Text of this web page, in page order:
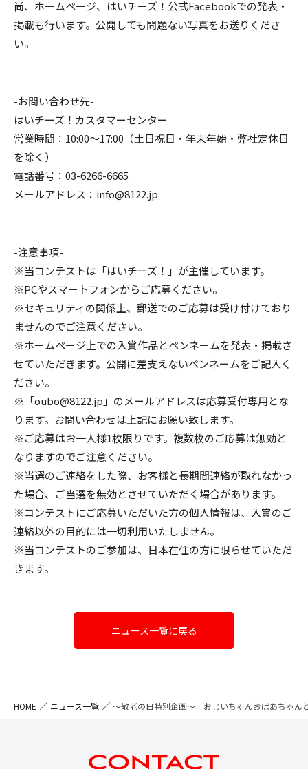
尚、ホームページ、はいチーズ！公式Facebookでの発表・
掲載も行います。公開しても問題ない写真をお送りくださ
い。
-お問い合わせ先-
はいチーズ！カスタマーセンター
営業時間：10:00〜17:00（土日祝日・年末年始・弊社定休日
を除く）
電話番号：03-6266-6665
メールアドレス：info@8122.jp
-注意事項-
※当コンテストは「はいチーズ！」が主催しています。
※PCやスマートフォンからご応募ください。
※セキュリティの関係上、郵送でのご応募は受け付けており
ませんのでご注意ください。
※ホームページ上での入賞作品とペンネームを発表・掲載さ
せていただきます。公開に差支えないペンネームをご記入く
ださい。
※「oubo@8122.jp」のメールアドレスは応募受付専用とな
ります。お問い合わせは上記にお願い致します。
※ご応募はお一人様1枚限りです。複数枚のご応募は無効と
なりますのでご注意ください。
※当選のご連絡をした際、お客様と長期間連絡が取れなかっ
た場合、ご当選を無効とさせていただく場合があります。
※コンテストにご応募いただいた方の個人情報は、入賞のご
連絡以外の目的には一切利用いたしません。
※当コンテストのご参加は、日本在住の方に限らせていただ
きます。
ニュース一覧に戻る
HOME ニュース一覧 〜敬老の日特別企画〜 おじいちゃんおばあちゃん